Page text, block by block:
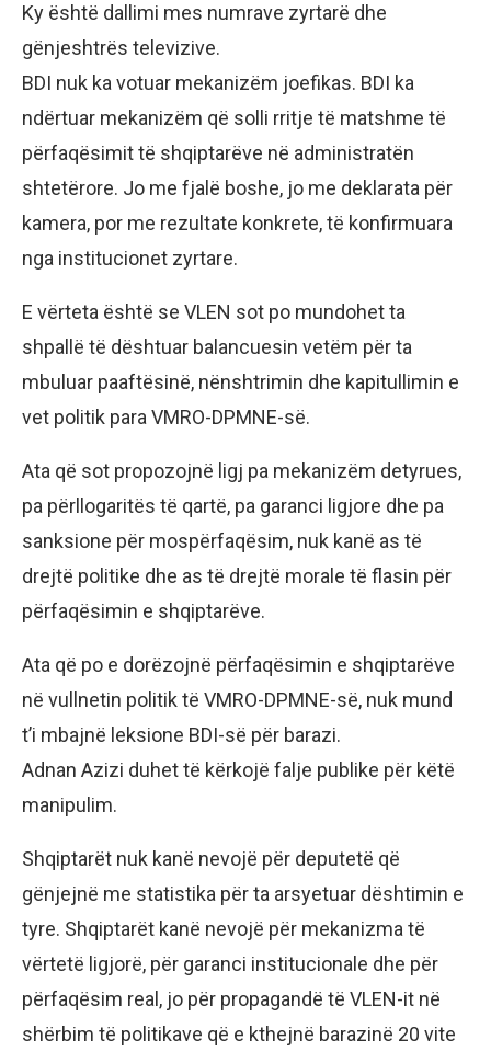
Ky është dallimi mes numrave zyrtarë dhe
gënjeshtrës televizive.
BDI nuk ka votuar mekanizëm joefikas. BDI ka
ndërtuar mekanizëm që solli rritje të matshme të
përfaqësimit të shqiptarëve në administratën
shtetërore. Jo me fjalë boshe, jo me deklarata për
kamera, por me rezultate konkrete, të konfirmuara
nga institucionet zyrtare.
E vërteta është se VLEN sot po mundohet ta
shpallë të dështuar balancuesin vetëm për ta
mbuluar paaftësinë, nënshtrimin dhe kapitullimin e
vet politik para VMRO-DPMNE-së.
Ata që sot propozojnë ligj pa mekanizëm detyrues,
pa përllogaritës të qartë, pa garanci ligjore dhe pa
sanksione për mospërfaqësim, nuk kanë as të
drejtë politike dhe as të drejtë morale të flasin për
përfaqësimin e shqiptarëve.
Ata që po e dorëzojnë përfaqësimin e shqiptarëve
në vullnetin politik të VMRO-DPMNE-së, nuk mund
t’i mbajnë leksione BDI-së për barazi.
Adnan Azizi duhet të kërkojë falje publike për këtë
manipulim.
Shqiptarët nuk kanë nevojë për deputetë që
gënjejnë me statistika për ta arsyetuar dështimin e
tyre. Shqiptarët kanë nevojë për mekanizma të
vërtetë ligjorë, për garanci institucionale dhe për
përfaqësim real, jo për propagandë të VLEN-it në
shërbim të politikave që e kthejnë barazinë 20 vite